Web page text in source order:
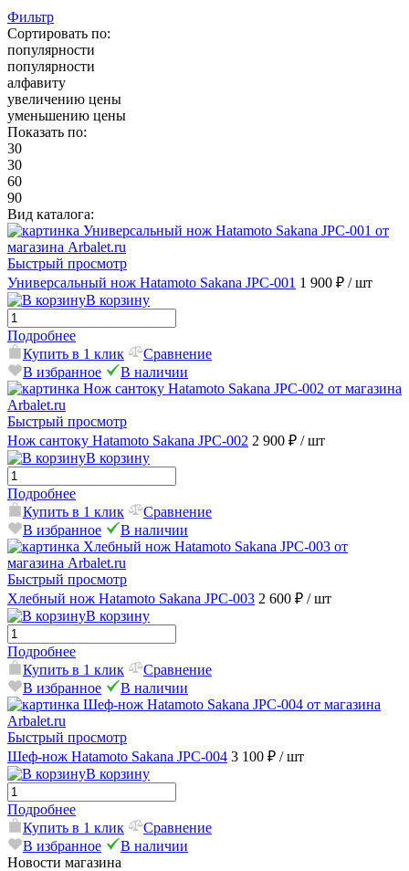
Фильтр
Сортировать по:
популярности
популярности
алфавиту
увеличению цены
уменьшению цены
Показать по:
30
30
60
90
Вид каталога:
Быстрый просмотр
Универсальный нож Hatamoto Sakana JPC-001 1 900 ₽ / шт
В корзину
Подробнее
Купить в 1 клик
Сравнение
В избранное
В наличии
Быстрый просмотр
Нож сантоку Hatamoto Sakana JPC-002 2 900 ₽ / шт
В корзину
Подробнее
Купить в 1 клик
Сравнение
В избранное
В наличии
Быстрый просмотр
Хлебный нож Hatamoto Sakana JPC-003 2 600 ₽ / шт
В корзину
Подробнее
Купить в 1 клик
Сравнение
В избранное
В наличии
Быстрый просмотр
Шеф-нож Hatamoto Sakana JPC-004 3 100 ₽ / шт
В корзину
Подробнее
Купить в 1 клик
Сравнение
В избранное
В наличии
Новости магазина